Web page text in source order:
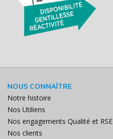
NOUS CONNAÎTRE
Notre histoire
Nos Utiliens
Nos engagements Qualité et RSE
Nos clients